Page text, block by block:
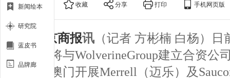
大 中 收藏 分享 打印 手机网页版
北京商报讯 （记者 方彬楠 白杨）
告称，将与WolverineGroup建立合资公
香港及澳门开展Merrell（迈乐）及
新闻绘本
研究院
蓝皮书
品牌廊